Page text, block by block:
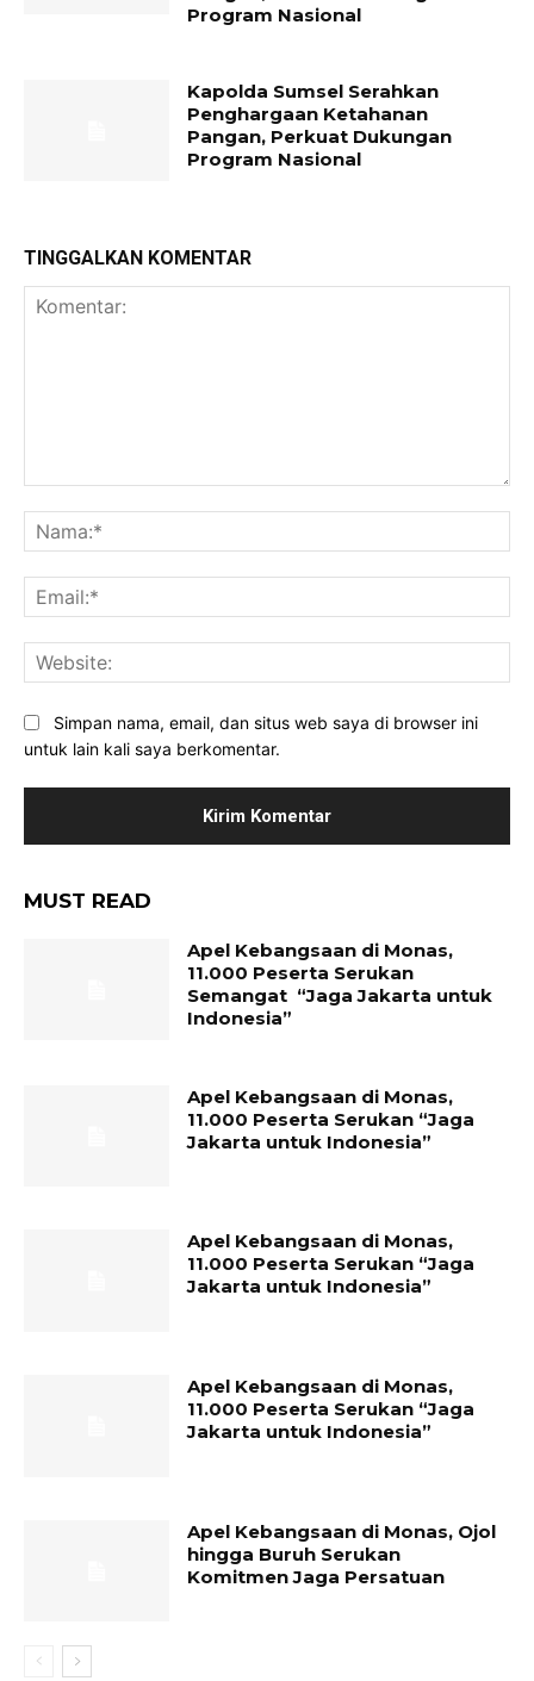
Program Nasional
Kapolda Sumsel Serahkan
Penghargaan Ketahanan
Pangan, Perkuat Dukungan
Program Nasional
TINGGALKAN KOMENTAR
Simpan nama, email, dan situs web saya di browser ini
untuk lain kali saya berkomentar.
MUST READ
Apel Kebangsaan di Monas,
11.000 Peserta Serukan
Semangat “Jaga Jakarta untuk
Indonesia”
Apel Kebangsaan di Monas,
11.000 Peserta Serukan “Jaga
Jakarta untuk Indonesia”
Apel Kebangsaan di Monas,
11.000 Peserta Serukan “Jaga
Jakarta untuk Indonesia”
Apel Kebangsaan di Monas,
11.000 Peserta Serukan “Jaga
Jakarta untuk Indonesia”
Apel Kebangsaan di Monas, Ojol
hingga Buruh Serukan
Komitmen Jaga Persatuan